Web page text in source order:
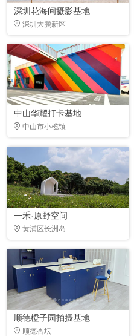
深圳花海间摄影基地
深圳大鹏新区
中山华耀打卡基地
中山市小榄镇
一禾·原野空间
黄浦区长洲岛
顺德橙子园拍摄基地
顺德杏坛